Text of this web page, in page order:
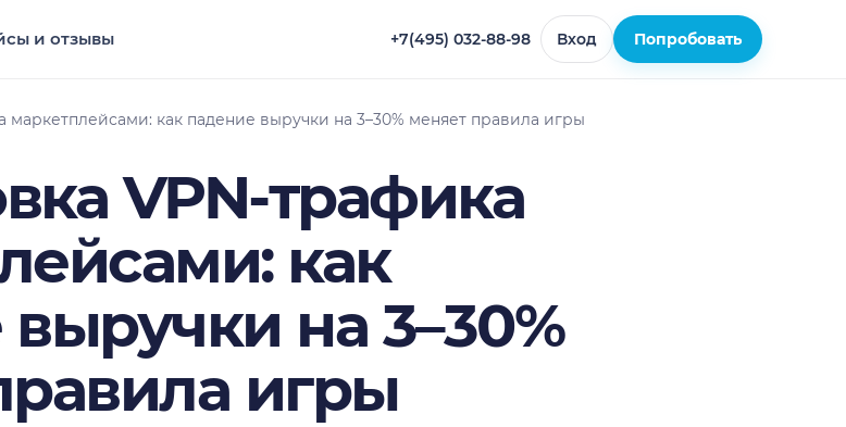
и отзывы +7(495) 032-88-98 Вход Попробовать
маркетплейсами: как падение выручки на 3–30% меняет правила игры
VPN-трафика
как
на 3–30%
игры